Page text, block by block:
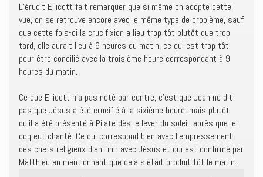
L’érudit Ellicott fait remarquer que si même on adopte cette
vue, on se retrouve encore avec le même type de problème, sauf
que cette fois-ci la crucifixion a lieu trop tôt plutôt que trop
tard, elle aurait lieu à 6 heures du matin, ce qui est trop tôt
pour être concilié avec la troisième heure correspondant à 9
heures du matin.
Ce que Ellicott n’a pas noté par contre, c’est que Jean ne dit
pas que Jésus a été crucifié à la sixième heure, mais plutôt
qu’il a été présenté à Pilate dès le lever du soleil, après que le
coq eut chanté. Ce qui correspond bien avec l’empressement
des chefs religieux d’en finir avec Jésus et qui est confirmé par
Matthieu en mentionnant que cela s’était produit tôt le matin.